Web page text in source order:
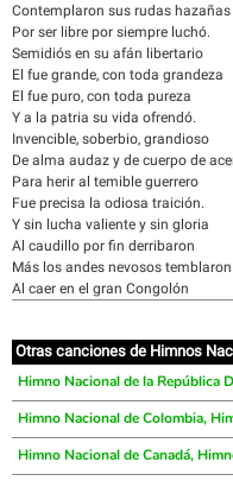
Contemplaron sus rudas hazañas
Por ser libre por siempre luchó.
Semidiós en su afán libertario
El fue grande, con toda grandeza
El fue puro, con toda pureza
Y a la patria su vida ofrendó.
Invencible, soberbio, grandioso
De alma audaz y de cuerpo de
Para herir al temible guerrero
Fue precisa la odiosa traición.
Y sin lucha valiente y sin gloria
Al caudillo por fin derribaron
Más los andes nevosos temblaron
Al caer en el gran Congolón
Otras canciones de Himnos
Himno Nacional de la República
Himno Nacional de Colombia,
Himno Nacional de Canadá,